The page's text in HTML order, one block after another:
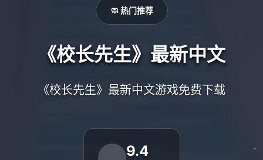
🧼 热门推荐
《校长先生》最新中文
《校长先生》最新中文游戏免费下载
9.4